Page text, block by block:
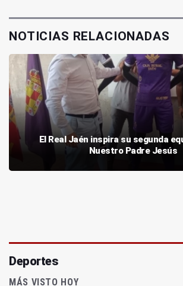
NOTICIAS RELACIONADAS
El Real Jaén inspira su segunda
Nuestro Padre Jesús
Deportes
MÁS VISTO HOY